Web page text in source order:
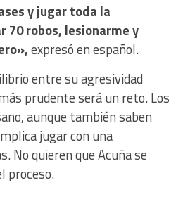
y jugar toda la
robos, lesionarme y
expresó en español.
entre su agresividad
prudente será un reto. Los
aunque también saben
jugar con una
No quieren que Acuña se
proceso.